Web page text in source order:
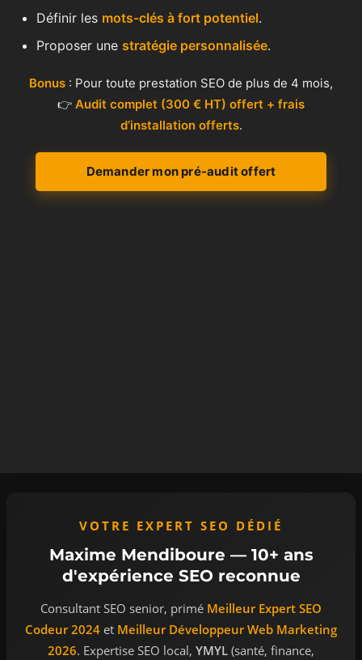
Définir les mots-clés à fort potentiel.
Proposer une stratégie personnalisée.
Bonus : Pour toute prestation SEO de plus de 4 mois,
👉 Audit complet (300 € HT) offert + frais
d’installation offerts.
Demander mon pré-audit offert
VOTRE EXPERT SEO DÉDIÉ
Maxime Mendiboure — 10+ ans
d'expérience SEO reconnue
Consultant SEO senior, primé Meilleur Expert SEO
Codeur 2024 et Meilleur Développeur Web Marketing
2026. Expertise SEO local, YMYL (santé, finance,